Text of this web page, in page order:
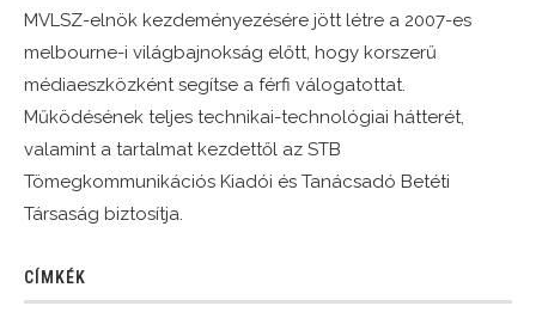
MVLSZ-elnök kezdeményezésére jött létre a 2007-es
melbourne-i világbajnokság előtt, hogy korszerű
médiaeszközként segítse a férfi válogatottat.
Működésének teljes technikai-technológiai hátterét,
valamint a tartalmat kezdettől az STB
Tömegkommunikációs Kiadói és Tanácsadó Betéti
Társaság biztosítja.
CÍMKÉK